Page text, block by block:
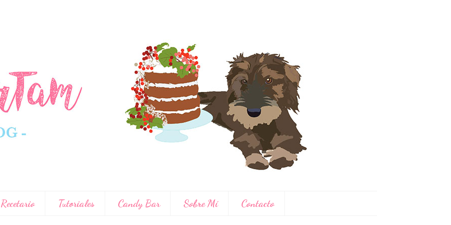
Recetario Tutoriales Candy Bar Sobre Mí Contacto